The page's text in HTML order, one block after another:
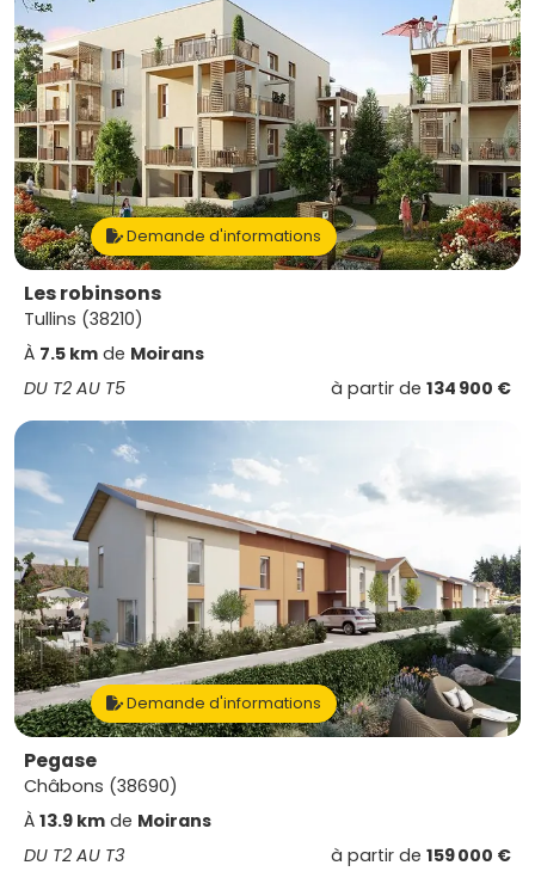
Demande d'informations
Les robinsons
Tullins (38210)
À 7.5 km de Moirans
DU T2 AU T5
à partir de 134 900 €
Demande d'informations
Pegase
Châbons (38690)
À 13.9 km de Moirans
DU T2 AU T3
à partir de 159 000 €